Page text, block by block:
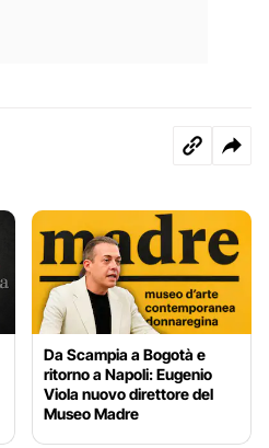
Da Scampia a Bogotà e
ritorno a Napoli: Eugenio
Viola nuovo direttore del
Museo Madre